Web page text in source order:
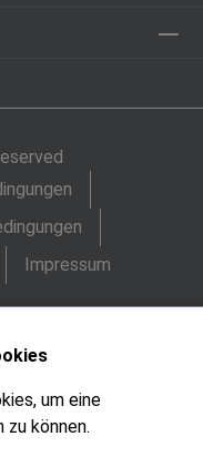
Impressum
um eine
können.